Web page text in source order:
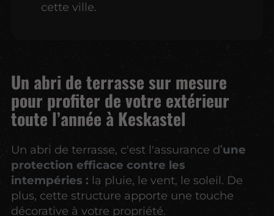
cette ville.
Un abri de terrasse sur mesure
pour profiter de votre extérieur
toute l’année à Keskastel
Un abri de terrasse, c'est l'assurance d’une
protection efficace contre les
intempéries : la pluie, le vent, le soleil. De
plus, cette structure apporte une touche
décorative à votre propriété.